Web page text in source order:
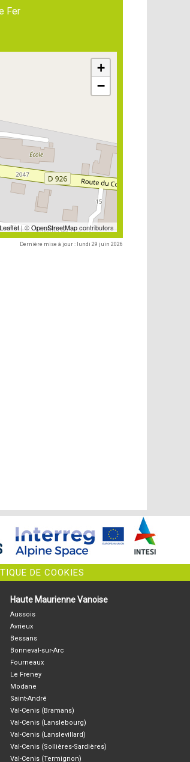
Fer
+
−
Leaflet| ©OpenStreetMapcontributors
Dernière mise à jour : lundi 29 juin 2026
DE COOKIES
Haute Maurienne Vanoise
Aussois
Avrieux
Bessans
Bonneval-sur-Arc
Fourneaux
Le Freney
Modane
Saint-André
Val-Cenis (Bramans)
Val-Cenis (Lanslebourg)
Val-Cenis (Lanslevillard)
Val-Cenis (Sollières-Sardières)
Val-Cenis (Termignon)